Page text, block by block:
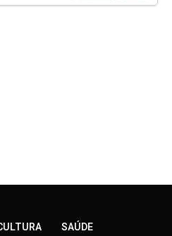
SAÚDE